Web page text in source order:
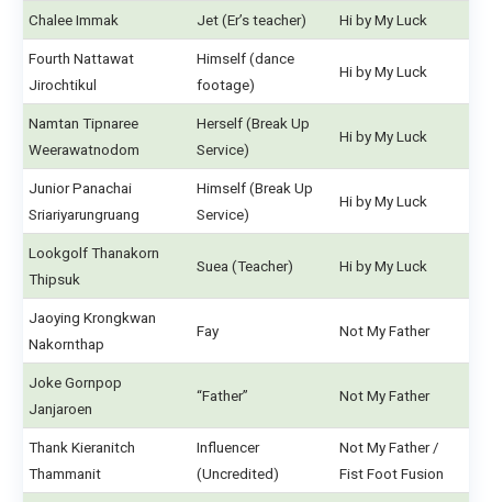
Chalee Immak Jet (Er’s teacher) Hi by My Luck
Fourth Nattawat
Jirochtikul
Himself (dance
footage)
Hi by My Luck
Namtan Tipnaree
Weerawatnodom
Herself (Break Up
Service)
Hi by My Luck
Junior Panachai
Sriariyarungruang
Himself (Break Up
Service)
Hi by My Luck
Lookgolf Thanakorn
Thipsuk
Suea (Teacher) Hi by My Luck
Jaoying Krongkwan
Nakornthap
Fay Not My Father
Joke Gornpop
Janjaroen
“Father” Not My Father
Thank Kieranitch
Thammanit
Influencer
(Uncredited)
Not My Father /
Fist Foot Fusion